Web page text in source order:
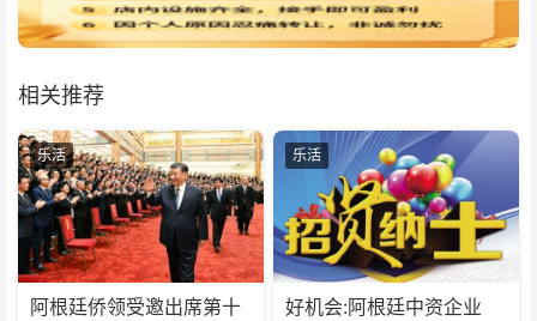
相关推荐
乐活
阿根廷侨领受邀出席第十
乐活
好机会:阿根廷中资企业